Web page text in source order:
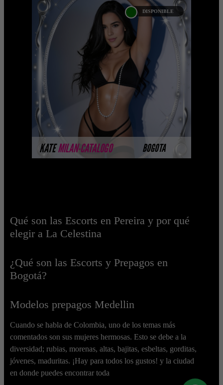
KATEMILAN-CATALOGO BOGOTA
DISPONIBLE
KATE MILAN-CATALOGO
PLATINO
Platinum Esta modelo pertenece a
nuestro Catálogo Privado Platinum.
Selección privada de modelos con un
nivel de belleza y perform ...
MÁS INFORMACIÓN
Qué son las Escorts en Pereira y por qué
elegir a La Celestina
¿Qué son las Escorts y Prepagos en
Bogotá?
Modelos prepagos Medellin
Cuando se habla de Colombia, uno de los temas más
comentados son sus mujeres hermosas. Esto se debe a la
diversidad; rubias, morenas, altas, bajitas, esbeltas, gorditas,
jóvenes, maduritas. ¡Hay para todos los gustos! y la ciudad
en donde puedes encontrar toda